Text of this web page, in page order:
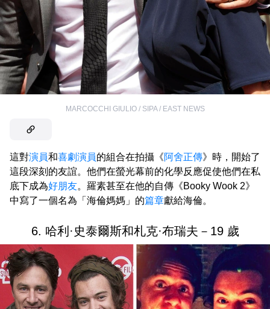
MARCOCCHI GIULIO / SIPA / EAST NEWS
這對演員和喜劇演員的組合在拍攝《阿舍正傳》時，開始了
這段深刻的友誼。他們在螢光幕前的化學反應促使他們在私
底下成為好朋友。羅素甚至在他的自傳《Booky Wook 2》
中寫了一個名為「海倫媽媽」的篇章獻給海倫。
6. 哈利·史泰爾斯和札克·布瑞夫－19 歲